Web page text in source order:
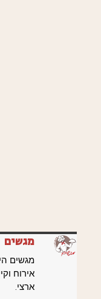
מגשים
מגשים
אירוח
ארצי.